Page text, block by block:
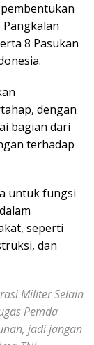
Pangkalan
8 Pasukan
dengan
bagian dari
terhadap
untuk fungsi
seperti
dan
Militer Selain
Pemda
jadi jangan